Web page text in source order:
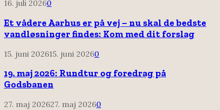
16. juli 20260
Et vådere Aarhus er på vej – nu skal de bedste
vandløsninger findes: Kom med dit forslag
15. juni 202615. juni 20260
19. maj 2026: Rundtur og foredrag på
Godsbanen
27. maj 202627. maj 20260